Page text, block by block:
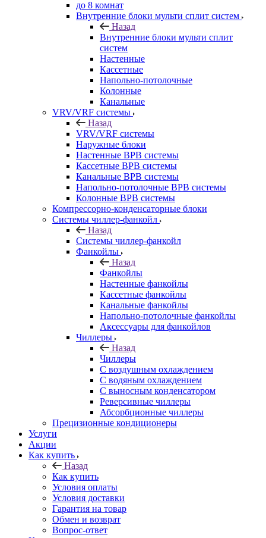
до 8 комнат
Внутренние блоки мульти сплит систем
Назад
Внутренние блоки мульти сплит
систем
Настенные
Кассетные
Напольно-потолочные
Колонные
Канальные
VRV/VRF системы
Назад
VRV/VRF системы
Наружные блоки
Настенные ВРВ системы
Кассетные ВРВ системы
Канальные ВРВ системы
Напольно-потолочные ВРВ системы
Колонные ВРВ системы
Компрессорно-конденсаторные блоки
Системы чиллер-фанкойл
Назад
Системы чиллер-фанкойл
Фанкойлы
Назад
Фанкойлы
Настенные фанкойлы
Кассетные фанкойлы
Канальные фанкойлы
Напольно-потолочные фанкойлы
Аксессуары для фанкойлов
Чиллеры
Назад
Чиллеры
С воздушным охлаждением
С водяным охлаждением
С выносным конденсатором
Реверсивные чиллеры
Абсорбционные чиллеры
Прецизионные кондиционеры
Услуги
Акции
Как купить
Назад
Как купить
Условия оплаты
Условия доставки
Гарантия на товар
Обмен и возврат
Вопрос-ответ